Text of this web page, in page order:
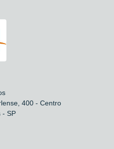
400 - Centro
- SP